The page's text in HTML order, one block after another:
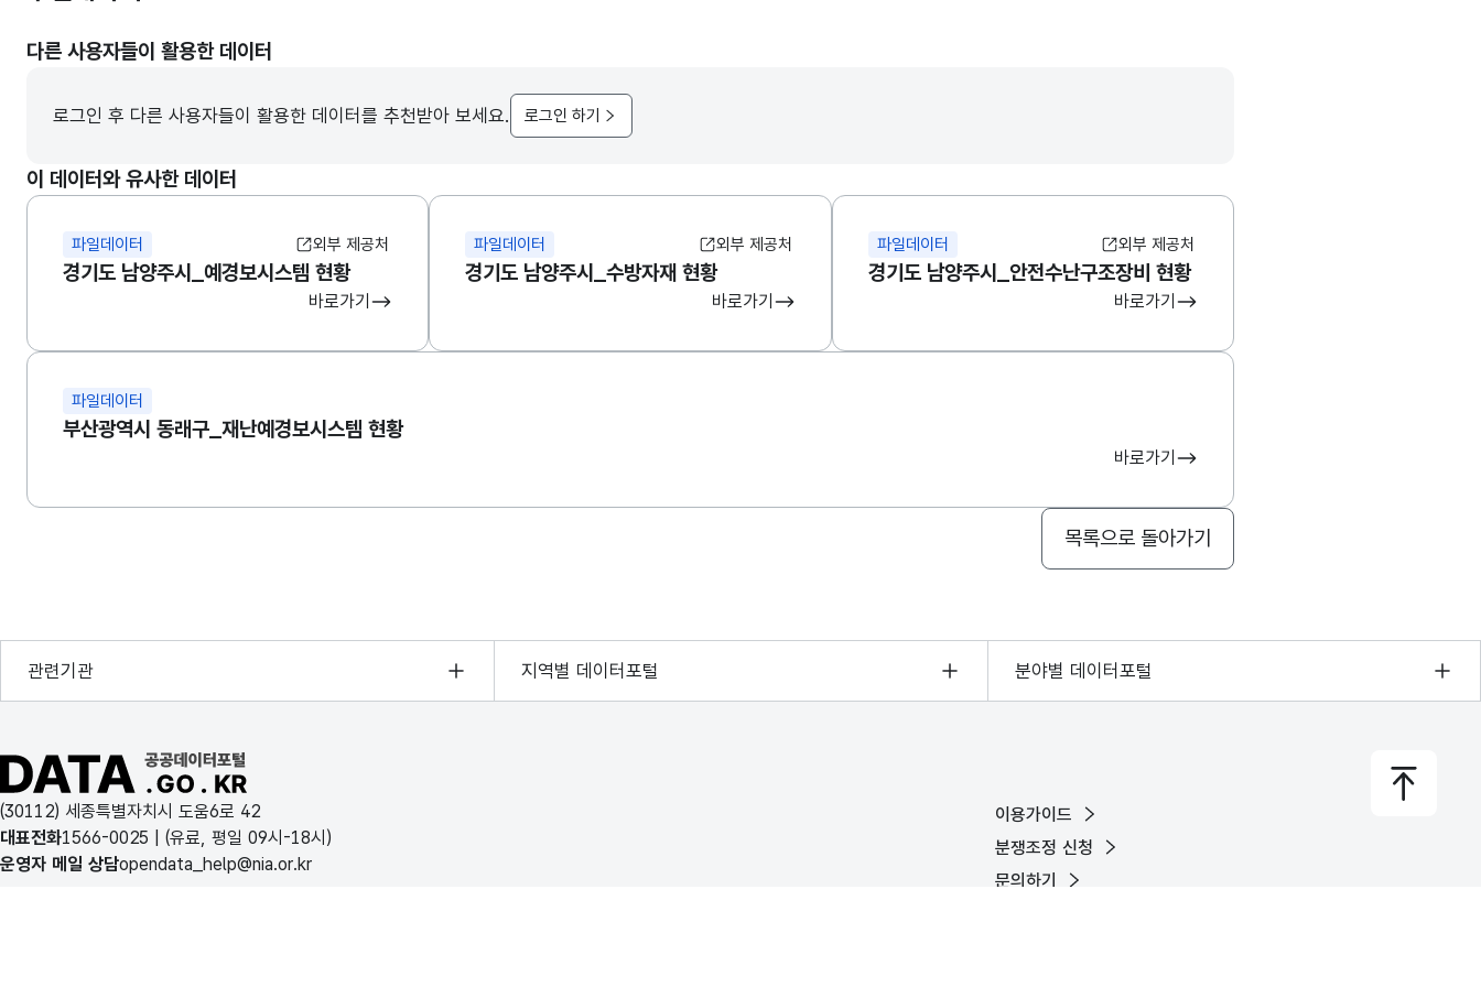
다른 사용자들이 활용한 데이터
로그인 후 다른 사용자들이 활용한 데이터를 추천받아 보세요. 로그인 하기
이 데이터와 유사한 데이터
파일데이터 외부 제공처
경기도 남양주시_예경보시스템 현황
바로가기
파일데이터 외부 제공처
경기도 남양주시_수방자재 현황
바로가기
파일데이터 외부 제공처
경기도 남양주시_안전수난구조장비 현황
바로가기
파일데이터
부산광역시 동래구_재난예경보시스템 현황
바로가기
목록으로 돌아가기
관련기관
행정안전부
한국지능정보사회진흥원
국가정보자원관리원
한국지역정보개발원
지역별 데이터포털
서울 열린데이터광장
경기데이터드림
분야별 데이터포털
기상자료개방포털
국토교통부 공간정보오픈플랫폼
농림축산식품 공공데이터포털
보건의료빅데이터개방시스템
공공데이터포털 바로가기
(30112) 세종특별자치시 도움6로 42
대표전화1566-0025 | (유료, 평일 09시-18시)
운영자 메일 상담opendata_help@nia.or.kr
이용가이드
분쟁조정 신청
문의하기